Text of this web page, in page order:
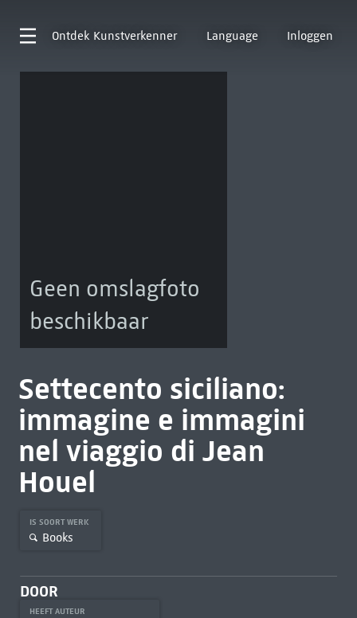
Ontdek Kunstverkenner Language Inloggen
Geen omslagfoto
beschikbaar
Settecento siciliano:
immagine e immagini
nel viaggio di Jean
Houel
IS SOORT WERK
Books
DOOR
HEEFT AUTEUR